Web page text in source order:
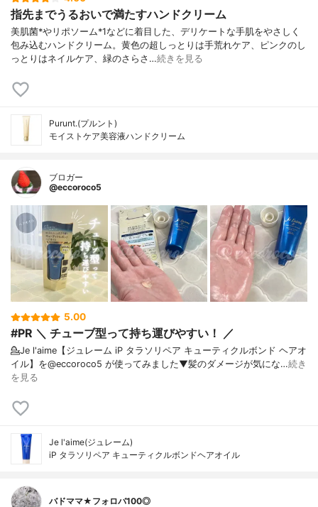
指先までうるおいで満たすハンドクリーム
美肌菌*やリポソーム*1などに着目した、デリケートな手肌をやさしく
包み込むハンドクリーム。黄色の超しっとりは手荒れケア、ピンクのし
っとりはネイルケア、緑のさらさ…続きを見る
Purunt.(プルント)
モイストケア美容液ハンドクリーム
ブロガー
@eccoroco5
5.00
#PR ＼ チューブ型って持ち運びやすい！ ／
💁Je l'aime【ジュレーム iP タラソリペア キューティクルボンド ヘアオ
イル】を@eccoroco5 が使ってみました⁡⁡⁡⁡▼⁡髪のダメージが気にな…続き
を見る
Je l'aime(ジュレーム)
iP タラソリペア キューティクルボンドヘアオイル
バドママ★フォロバ100◎